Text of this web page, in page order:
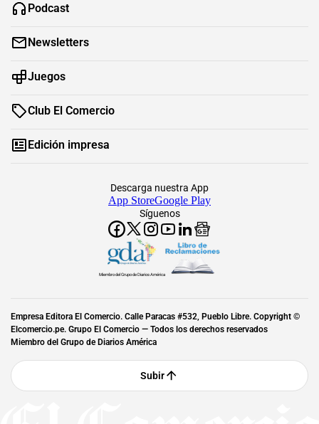
Podcast
Newsletters
Juegos
Club El Comercio
Edición impresa
Síguenos
Descarga nuestra App
App StoreGoogle Play
Miembro del Grupo de Diarios América
Empresa Editora El Comercio. Calle Paracas #532, Pueblo Libre. Copyright ©
Elcomercio.pe. Grupo El Comercio — Todos los derechos reservados
Miembro del Grupo de Diarios América
Subir